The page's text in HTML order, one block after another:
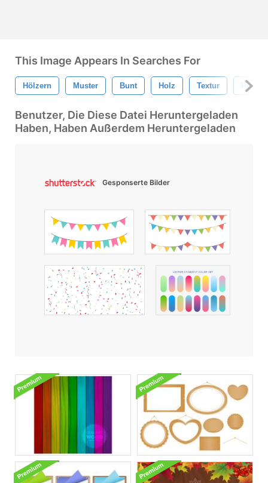
This Image Appears In Searches For
Hölzern Muster Bunt Holz Textur
Benutzer, Die Diese Datei Heruntergeladen
Haben, Haben Außerdem Heruntergeladen
Gesponserte Bilder